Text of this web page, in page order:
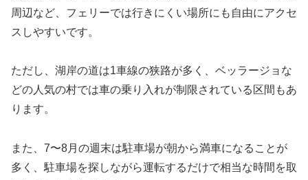
周辺など、フェリーでは行きにくい場所にも自由にアクセ
スしやすいです。
ただし、湖岸の道は1車線の狭路が多く、ベッラージョな
どの人気の村では車の乗り入れが制限されている区間もあ
ります。
また、7〜8月の週末は駐車場が朝から満車になることが
多く、駐車場を探しながら運転するだけで相当な時間を取